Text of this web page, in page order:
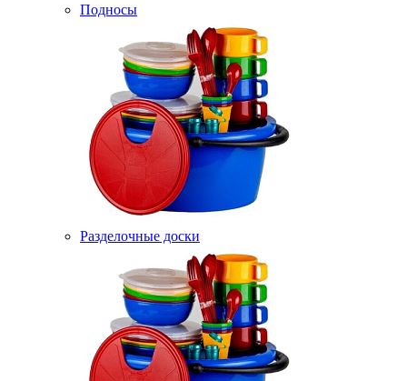
Подносы
Разделочные доски